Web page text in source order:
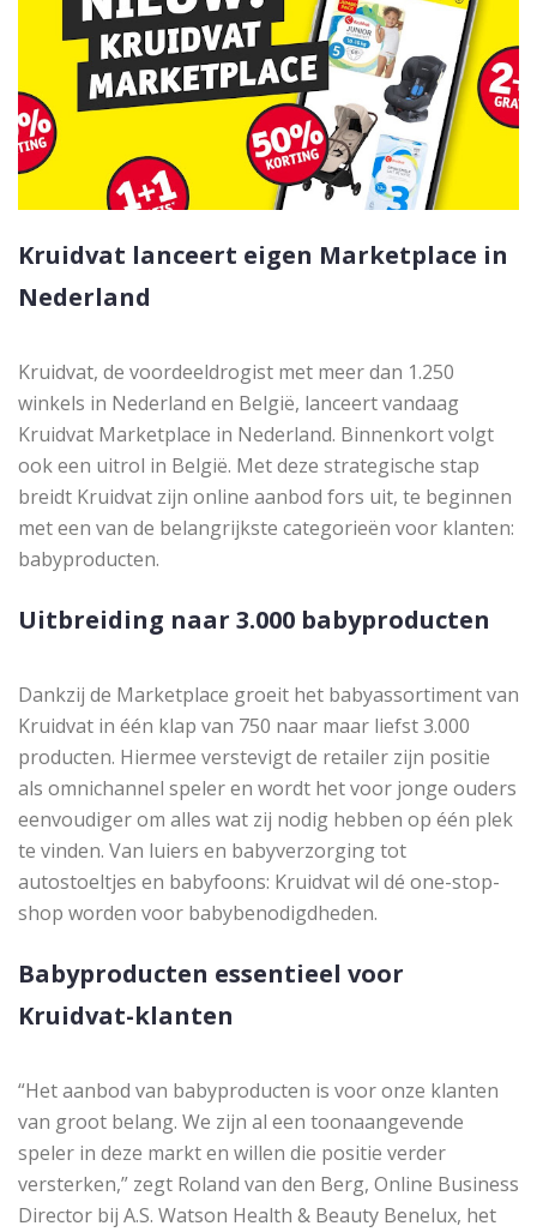
Kruidvat lanceert eigen Marketplace in
Nederland
Kruidvat, de voordeeldrogist met meer dan 1.250
winkels in Nederland en België, lanceert vandaag
Kruidvat Marketplace in Nederland. Binnenkort volgt
ook een uitrol in België. Met deze strategische stap
breidt Kruidvat zijn online aanbod fors uit, te beginnen
met een van de belangrijkste categorieën voor klanten:
babyproducten.
Uitbreiding naar 3.000 babyproducten
Dankzij de Marketplace groeit het babyassortiment van
Kruidvat in één klap van 750 naar maar liefst 3.000
producten. Hiermee verstevigt de retailer zijn positie
als omnichannel speler en wordt het voor jonge ouders
eenvoudiger om alles wat zij nodig hebben op één plek
te vinden. Van luiers en babyverzorging tot
autostoeltjes en babyfoons: Kruidvat wil dé one-stop-
shop worden voor babybenodigdheden.
Babyproducten essentieel voor
Kruidvat-klanten
“Het aanbod van babyproducten is voor onze klanten
van groot belang. We zijn al een toonaangevende
speler in deze markt en willen die positie verder
versterken,” zegt Roland van den Berg, Online Business
Director bij A.S. Watson Health & Beauty Benelux, het